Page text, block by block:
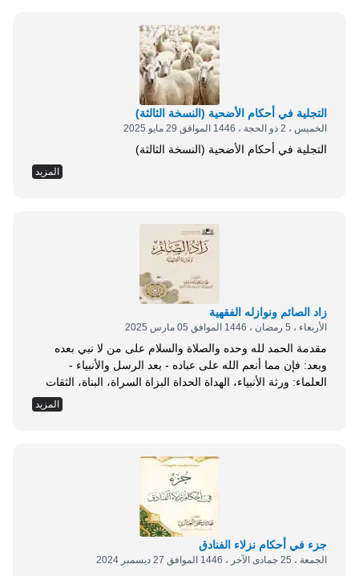
⁨التجلية في أحكام الأضحية (النسخة الثالثة)⁩
الخميس ، 2 ذو الحجة ، 1446 الموافق 29 مايو 2025
⁨التجلية في أحكام الأضحية (النسخة الثالثة)⁩
المزيد
زاد الصائم ونوازله الفقهية
الأربعاء ، 5 رمضان ، 1446 الموافق 05 مارس 2025
مقدمة الحمد لله وحده والصلاة والسلام على من لا نبي بعده
وبعد: فإن مما أنعم الله على عباده - بعد الرسل والأنبياء -
العلماء: ورثة الأنبياء، الهداة الحداة البزاة السراة، البناة، الثقات
النجوم الساطعة، والكواكب النيرة اللامعة. والله يعرفهم أنصار
دعوته والناس تعرفهم للحق أعوانا وإن مما يفرح القلب، ويشرح
المزيد
جزء في أحكام نزلاء الفنادق
الجمعة ، 25 جمادى الآخر ، 1446 الموافق 27 ديسمبر 2024